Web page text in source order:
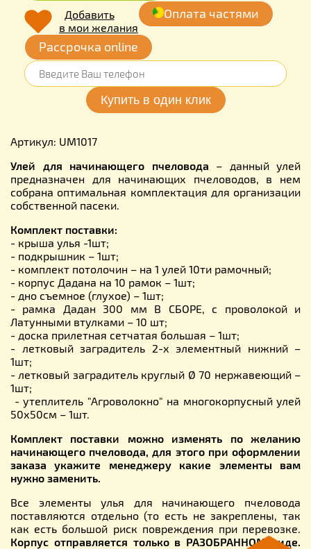
Добавить
в мои желания
Оплата частями
Рассрочка online
Артикул: UM1017
Улей для начинающего пчеловода – данный улей
предназначен для начинающих пчеловодов, в нем
собрана оптимальная комплектация для организации
собственной пасеки.
Комплект поставки:
- крыша улья -1шт;
- подкрышник – 1шт;
- комплект потолочин – на 1 улей 10ти рамочный;
- корпус Дадана на 10 рамок – 1шт;
- дно съемное (глухое) – 1шт;
- рамка Дадан 300 мм В СБОРЕ, с проволокой и
Латунными втулками – 10 шт;
- доска прилетная сетчатая большая – 1шт;
- летковый заградитель 2-х элементный нижний –
1шт;
- летковый заградитель круглый Ø 70 нержавеющий –
1шт;
- утеплитель "Агроволокно" на многокорпусный улей
50х50см – 1шт.
Комплект поставки можно изменять по желанию
начинающего пчеловода, для этого при оформлении
заказа укажите менеджеру какие элементы вам
нужно заменить.
Все элементы улья для начинающего пчеловода
поставляются отдельно (то есть не закреплены, так
как есть большой риск повреждения при перевозке.
Корпус отправляется только в РАЗОБРАННОМ виде.